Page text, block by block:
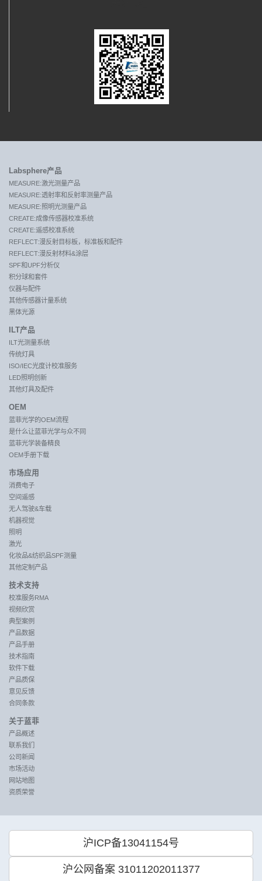
Labsphere产品
MEASURE:激光测量产品
MEASURE:透射率和反射率测量产品
MEASURE:照明光测量产品
CREATE:成像传感器校准系统
CREATE:遥感校准系统
REFLECT:漫反射目标板，标准板和配件
REFLECT:漫反射材料&涂层
SPF和UPF分析仪
积分球和套件
仪器与配件
其他传感器计量系统
黑体光源
ILT产品
ILT光测量系统
传统灯具
ISO/IEC光度计校准服务
LED照明创新
其他灯具及配件
OEM
蓝菲光学的OEM流程
是什么让蓝菲光学与众不同
蓝菲光学装备精良
OEM手册下载
市场应用
消费电子
空间遥感
无人驾驶&车载
机器视觉
照明
激光
化妆品&纺织品SPF测量
其他定制产品
技术支持
校准服务RMA
视频欣赏
典型案例
产品数据
产品手册
技术指南
软件下载
产品质保
意见反馈
合同条款
关于蓝菲
产品概述
联系我们
公司新闻
市场活动
网站地图
资质荣誉
沪ICP备13041154号
沪公网备案 31011202011377